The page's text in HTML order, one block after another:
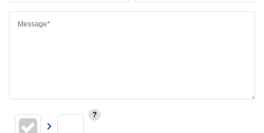
Message*